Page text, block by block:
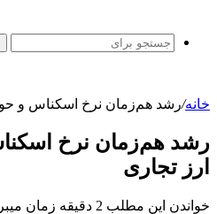
خانه/رشد هم‌زمان نرخ اسکناس و
رشد هم‌زمان نرخ
ارز تجاری
خواندن این مطلب 2 دقیقه زمان میبرد